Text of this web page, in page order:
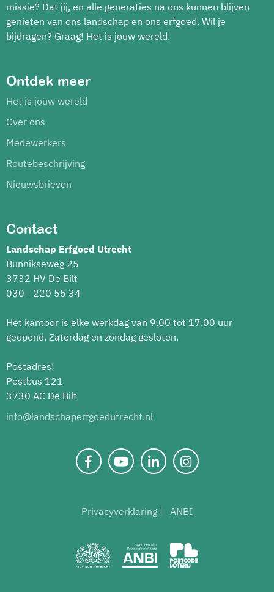
missie? Dat jij, en alle generaties na ons kunnen blijven
genieten van ons landschap en ons erfgoed. Wil je
bijdragen? Graag! Het is jouw wereld.
Ontdek meer
Het is jouw wereld
Over ons
Medewerkers
Routebeschrijving
Nieuwsbrieven
Contact
Landschap Erfgoed Utrecht
Bunnikseweg 25
3732 HV De Bilt
030 - 220 55 34
Het kantoor is elke werkdag van 9.00 tot 17.00 uur
geopend. Zaterdag en zondag gesloten.
Postadres:
Postbus 121
3730 AC De Bilt
info@landschaperfgoedutrecht.nl
Privacyverklaring ANBI